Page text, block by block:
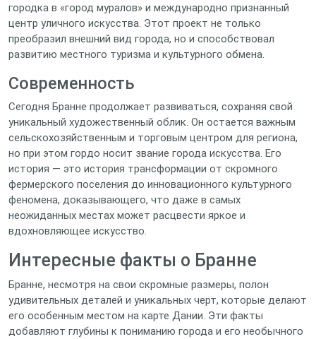
городка в «город муралов» и международно признанный
центр уличного искусства. Этот проект не только
преобразил внешний вид города, но и способствовал
развитию местного туризма и культурного обмена.
Современность
Сегодня Бранне продолжает развиваться, сохраняя свой
уникальный художественный облик. Он остается важным
сельскохозяйственным и торговым центром для региона,
но при этом гордо носит звание города искусства. Его
история — это история трансформации от скромного
фермерского поселения до инновационного культурного
феномена, доказывающего, что даже в самых
неожиданных местах может расцвести яркое и
вдохновляющее искусство.
Интересные факты о Бранне
Бранне, несмотря на свои скромные размеры, полон
удивительных деталей и уникальных черт, которые делают
его особенным местом на карте Дании. Эти факты
добавляют глубины к пониманию города и его необычного